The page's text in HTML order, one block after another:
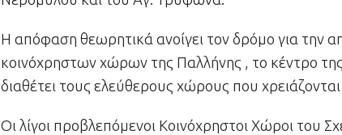
Η απόφαση θεωρητικά ανοίγει τον δρόμο για την
κοινόχρηστων χώρων της Παλλήνης , το κέντρο
διαθέτει τους ελεύθερους χώρους που χρειάζονται
Οι λίγοι προβλεπόμενοι Κοινόχρηστοι Χώροι του